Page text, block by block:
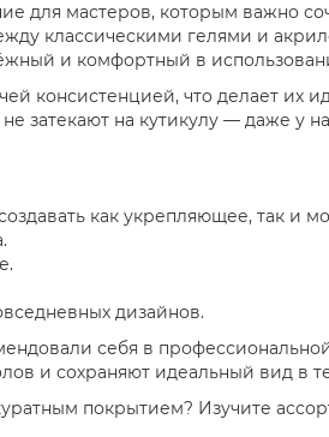
мастеров, которым важно
классическими гелями и
и комфортный в
консистенцией, что делает их
затекают на кутикулу — даже у
как укрепляющее, так и
дизайнов.
себя в
и сохраняют идеальный вид в
покрытием? Изучите